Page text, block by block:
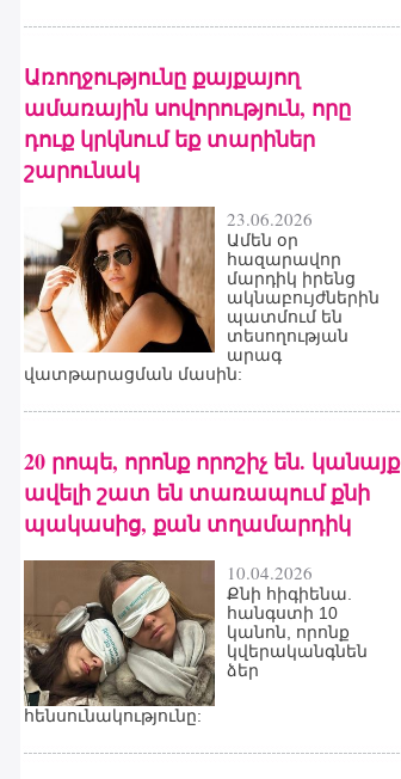
Առողջությունը քայքայող
ամառային սովորություն, որը
դուք կրկնում եք տարիներ
շարունակ
23.06.2026
Ամեն օր
հազարավոր
մարդիկ իրենց
ակնաբույժներին
պատմում են
տեսողության
արագ
վատթարացման մասին:
20 րոպե, որոնք որոշիչ են. կանայք
ավելի շատ են տառապում քնի
պակասից, քան տղամարդիկ
10.04.2026
Քնի հիգիենա.
հանգստի 10
կանոն, որոնք
կվերականգնեն
ձեր
հենսունակությունը: